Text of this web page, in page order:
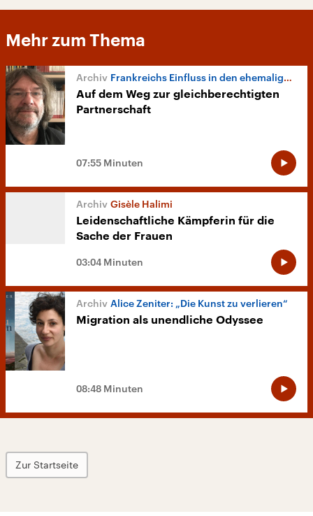
Mehr zum Thema
Frankreichs Einfluss in den ehemaligen Kolonien
Auf dem Weg zur gleichberechtigten
Partnerschaft
07:55 Minuten
Gisèle Halimi
Leidenschaftliche Kämpferin für die
Sache der Frauen
03:04 Minuten
Alice Zeniter: „Die Kunst zu verlieren“
Migration als unendliche Odyssee
08:48 Minuten
Zur Startseite